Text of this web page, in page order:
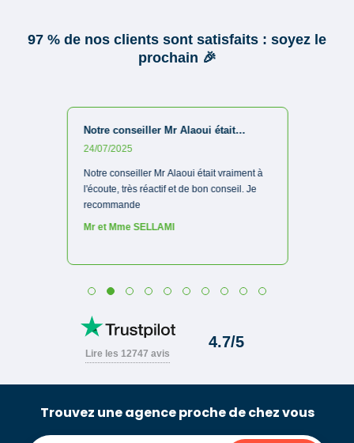
Trouvez une agence proche de chez vous